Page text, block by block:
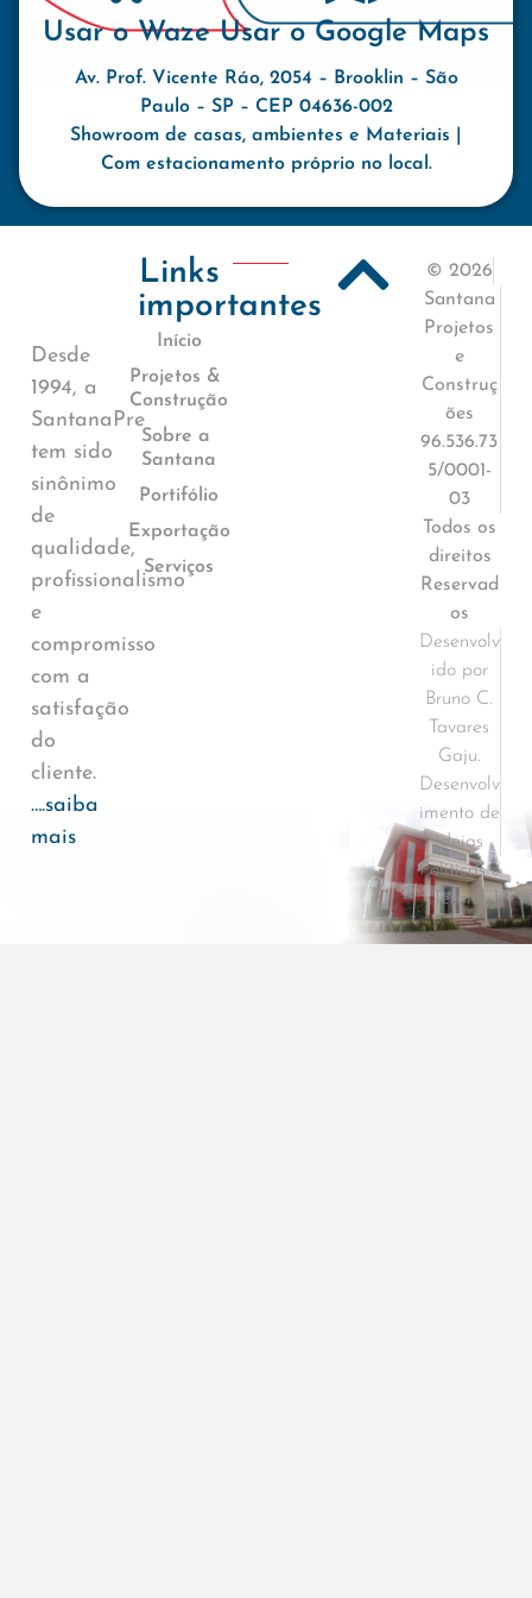
Usar o Waze Usar o Google Maps
Av. Prof. Vicente Ráo, 2054 – Brooklin – São
Paulo – SP – CEP 04636-002
Showroom de casas, ambientes e Materiais |
Com estacionamento próprio no local.
Desde
1994, a
SantanaPre
tem sido
sinônimo
de
qualidade,
profissionalismo
e
compromisso
com a
satisfação
do
cliente.
….saiba
mais
Links
importantes
Início
Projetos &
Construção
Sobre a
Santana
Portifólio
Exportação
Serviços
© 2026
Santana
Projetos
e
Construç
ões
96.536.73
5/0001-
03
Todos os
direitos
Reservad
os
Desenvolv
ido por
Bruno C.
Tavares
Gaju.
Desenvolv
imento de
ideias
Políticas e
Termos